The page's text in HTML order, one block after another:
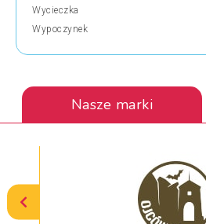
Wycieczka
Wypoczynek
Nasze marki